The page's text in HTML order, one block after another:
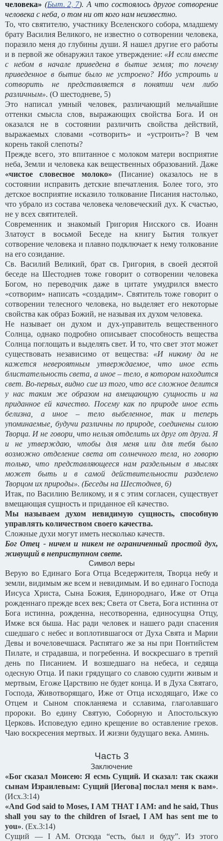
человека» (Быт. 2, 7). А что состоялось другое сотворение
человека с неба, о том ни от кого нам неизвестно.
То, что святителю, участнику Вселенского собора, младшему
брату Василия Великого, не известно о сотворении человека,
поразило меня до глубины души. Я нашел другие его работы
и в первой же обнаружил такое утверждение: «И если вместе
с небом в начале приведена в бытие земля; то почему
приведенное в бытие было не устроено? Ибо устроить и
сотворить не представляется в понятии чем либо
различным». (О шестодневе, 5)
Это написал умный человек, различающий мельчайшие
оттенки смысла слов, выражающих свойства Бога. И он
оказался не в состоянии различить свойства действий,
выражаемых словами «сотворить» и «устроить»? В чем
корень такой слепоты?
Прежде всего, это впитанное с молоком матери восприятие
неба, Земли и человека как вещественных образований. Даже
«чистое словесное молоко» (Писание) оказалось не в
состоянии исправить детские впечатления. Более того, это
детское восприятие исказило толкование Писания настолько,
что убрало из состава человека человеческий дух. К счастью,
не у всех святителей.
Современник и знакомый Григория Нисского св. Иоанн
Златоуст в восьмой Беседе на книгу Бытия толкует
сотворение человека и плавно подключает к нему толкование
на его созидание.
Св. Василий Великий, брат св. Григория, в своей десятой
беседе на Шестоднев тоже говорит о сотворении человека
Богом, но переводчик даже в цитате умудрился вместо
«сотворим» написать «создадим». Святитель тоже говорит о
сотворении телесного человека, но выделяет его некоторые
свойства как образ Божий, не называя их духом человека.
Не называет он духом и дух-управитель вещественного
Солнца, однако подробно описывает способность вещества
Солнца поглощать и выделять свет. И то, что свет этот может
существовать независимо от вещества: «И никому да не
кажется невероятным утверждаемое, что иное есть
блистательность света, а иное – тело, в котором находится
свет. Во-первых, видно сие из того, что все сложное делится
у нас таким же образом на вмещающую сущность и на
приданное ей качество. Посему как по природе иное есть
белизна, а иное – тело выбеленное, так и теперь
упоминаемые, будучи различны по природе, соединены силою
Творца. И не говори, что нельзя отделить их друг от друга. Я
и не утверждаю, чтобы для меня или для тебя было
возможно отделение света от солнечного тела, но говорю
только, что представляющееся нам раздельным в мыслях
может быть и в самой действительности разделено
Творцом их природы». (Беседы на Шестоднев, 6)
Итак, по Василию Великому, и я с этим согласен, существует
вмещающая сущность и приданное ей качество.
Мы называем духом невидимую сущность, способную
управлять количеством своего качества.
Сложные духи могут иметь несколько качеств.
Бог Отец - ничем и никем не ограниченный простой дух,
живущий в неприступном свете.
Символ веры
Верую во Единаго Бога Отца Вседержителя, Творца небу и
земли, видимым же всем и невидимым. И во единаго Господа
Иисуса Христа, Сына Божия, Единороднаго, Иже от Отца
рожденнаго прежде всех век; Света от Света, Бога истинна от
Бога истинна, рожденна, несотворенна, единосущна Отцу,
Имже вся быша. Нас ради человек и нашего ради спасения
сшедшаго с небес и воплотившагося от Духа Свята и Марии
Девы и вочеловечшася. Распятаго же за ны при Понтийстем
Пилате, и страдавша, и погребенна. И воскресшаго в третий
день по Писанием. И возшедшаго на небеса, и седяща
одесную Отца. И паки грядущаго со славою судити живым и
мертвым, Егоже Царствию не будет конца. И в Духа Святаго,
Господа, Животворящаго, Иже от Отца исходящаго, Иже со
Отцем и Сыном спокланяема и сславима, глаголавшаго
пророки. Во едину Святую, Соборную и Апостольскую
Церковь. Исповедую едино крещение во оставление грехов.
Чаю воскресения мертвых. И жизни будущаго века. Аминь.
Часть 3
Заключение
«Бог сказал Моисею: Я есмь Сущий. И сказал: так скажи
сынам Израилевым: Сущий [Иегова] послал меня к вам».
(Исх.3:14)
«And God said to Moses, I AM THAT I AM: and he said, Thus
shall you say to the children of Israel, I AM has sent me to
you». (Ex.3:14)
Сущий — I AM. Отсюда “есть, был и буду”. Из этого